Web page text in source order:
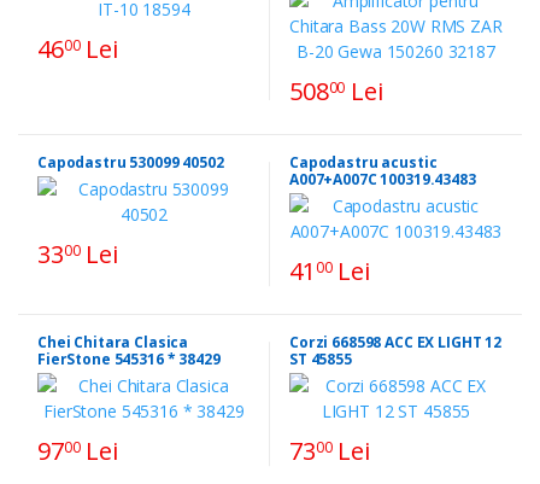
4600Lei
50800 Lei
Capodastru 530099 40502
3300Lei
Capodastru acustic
A007+A007C 100319.43483
41 00Lei
Chei Chitara Clasica
FierStone 545316 * 38429
9700Lei
Corzi 668598 ACC EX LIGHT 12
ST 45855
7300Lei